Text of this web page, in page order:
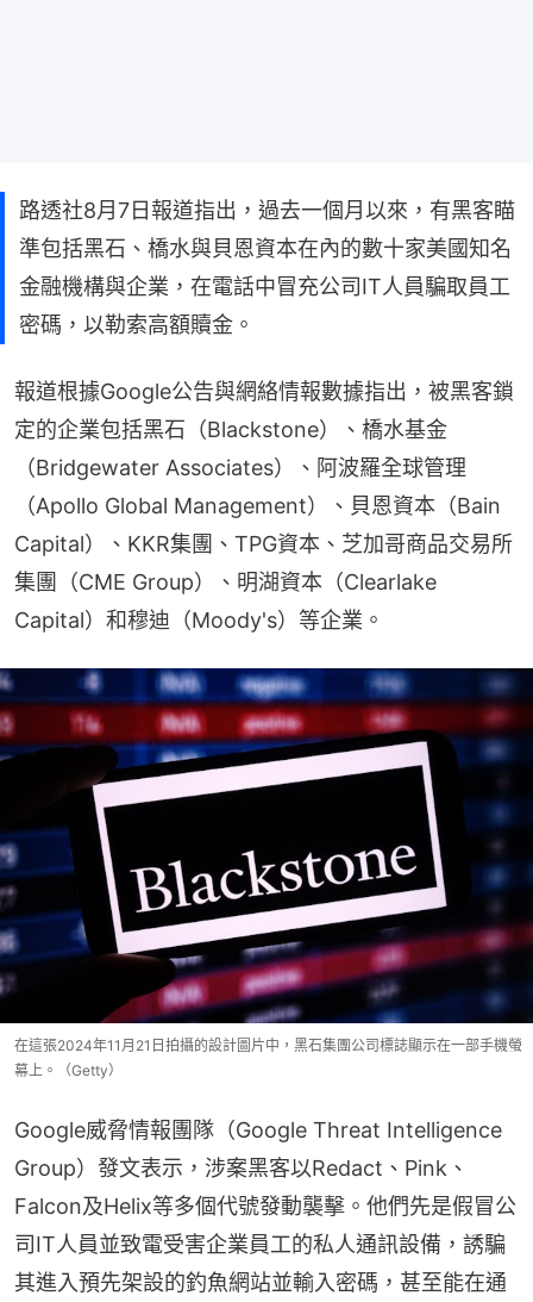
路透社8月7日報道指出，過去一個月以來，有黑客瞄
準包括黑石、橋水與貝恩資本在內的數十家美國知名
金融機構與企業，在電話中冒充公司IT人員騙取員工
密碼，以勒索高額贖金。
報道根據Google公告與網絡情報數據指出，被黑客鎖
定的企業包括黑石（Blackstone）、橋水基金
（Bridgewater Associates）、阿波羅全球管理
（Apollo Global Management）、貝恩資本（Bain
Capital）、KKR集團、TPG資本、芝加哥商品交易所
集團（CME Group）、明湖資本（Clearlake
Capital）和穆迪（Moody's）等企業。
在這張2024年11月21日拍攝的設計圖片中，黑石集團公司標誌顯示在一部手機螢
幕上。（Getty）
Google威脅情報團隊（Google Threat Intelligence
Group）發文表示，涉案黑客以Redact、Pink、
Falcon及Helix等多個代號發動襲擊。他們先是假冒公
司IT人員並致電受害企業員工的私人通訊設備，誘騙
其進入預先架設的釣魚網站並輸入密碼，甚至能在通